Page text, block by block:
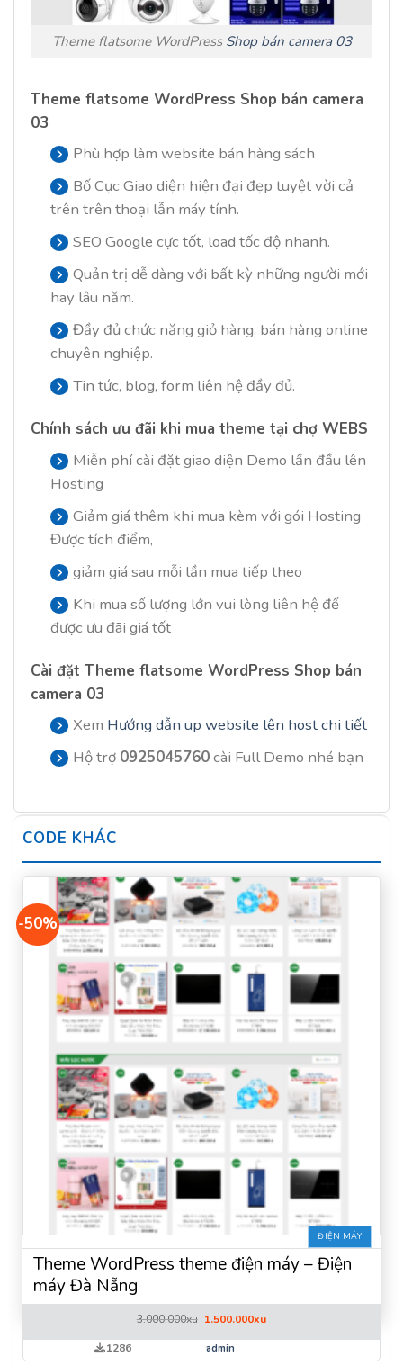
Theme flatsome WordPress Shop bán camera 03
Theme flatsome WordPress Shop bán camera
03
Phù hợp làm website bán hàng sách
Bố Cục Giao diện hiện đại đẹp tuyệt vời cả
trên trên thoại lẫn máy tính.
SEO Google cực tốt, load tốc độ nhanh.
Quản trị dễ dàng với bất kỳ những người mới
hay lâu năm.
Đầy đủ chức năng giỏ hàng, bán hàng online
chuyên nghiệp.
Tin tức, blog, form liên hệ đầy đủ.
Chính sách ưu đãi khi mua theme tại chợ WEBS
Miễn phí cài đặt giao diện Demo lần đầu lên
Hosting
Giảm giá thêm khi mua kèm với gói Hosting
Được tích điểm,
giảm giá sau mỗi lần mua tiếp theo
Khi mua số lượng lớn vui lòng liên hệ để
được ưu đãi giá tốt
Cài đặt Theme flatsome WordPress Shop bán
camera 03
Xem Hướng dẫn up website lên host chi tiết
Hộ trợ 0925045760cài Full Demo nhé bạn
CODE KHÁC
-50%
ĐIỆN MÁY
Theme WordPress theme điện máy – Điện
máy Đà Nẵng
3.000.000xu Giá
là:
3.000.000xu.
1.500.000xuGiá
tại
1286 admin